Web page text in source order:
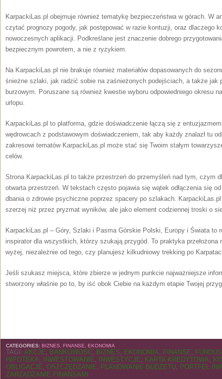
KarpackiLas.pl obejmuje również tematykę bezpieczeństwa w górach. W
czytać prognozy pogody, jak postępować w razie kontuzji, oraz dlaczego
nowoczesnych aplikacji. Podkreślane jest znaczenie dobrego
bezpiecznym powrotem, a nie z ryzykiem.
Na KarpackiLas.pl nie brakuje również materiałów dopasowanych do
śnieżne szlaki, jak radzić sobie na zaśnieżonych podejściach, a także jak
burzowym. Poruszane są również kwestie wyboru odpowiedniego okresu
urlopu.
KarpackiLas.pl to platforma, gdzie doświadczenie łączą się z
wędrowcach z podstawowym doświadczeniem, tak aby każdy znalazł tu
zakresowi tematów KarpackiLas.pl może stać się Twoim stałym
celów.
Strona KarpackiLas.pl to także przestrzeń do przemyśleń nad tym, czym
otwarta przestrzeń. W tekstach często pojawia się wątek odłączenia się
dbania o zdrowie psychiczne poprzez spacery po szlakach.
szerzej niż przez pryzmat wyników, ale jako element codziennej troski o
KarpackiLas.pl – Góry, Szlaki i Pasma Górskie Polski, Europy i Świata to
inspirator dla wszystkich, którzy szukają przygód. To praktyka
wyżej, niezależnie od tego, czy planujesz kilkudniowy trekking po
Jeśli szukasz miejsca, które zbierze w jednym punkcie najważniejsze
stworzony właśnie po to, by iść obok Ciebie na każdym etapie Twojej
CATEGORIES: BIZNES, FINANSE, EKONOMIA
TAGI: AKCJE, BANKOWOŚĆ, BIZNES, EKONOMIA, FINANSE,
HIPOTEKA, INWESTOWANIE, INWESTYCJE, KARTA KREDYTOWA,
OBLIGACJE, OSZCZĘDZANIE, PLANOWANIE BUDŻETU, PORTFEL
ZARZĄDZANIE FINANSAMI